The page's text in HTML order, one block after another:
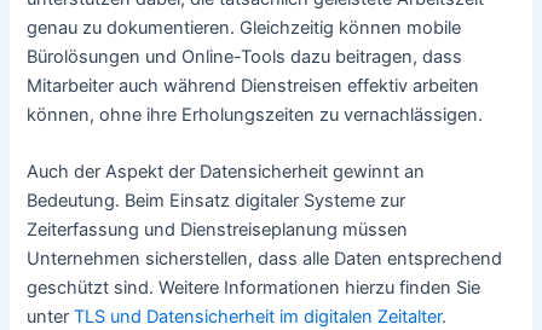
genau zu dokumentieren. Gleichzeitig können mobile
Bürolösungen und Online-Tools dazu beitragen, dass
Mitarbeiter auch während Dienstreisen effektiv arbeiten
können, ohne ihre Erholungszeiten zu vernachlässigen.
Auch der Aspekt der Datensicherheit gewinnt an
Bedeutung. Beim Einsatz digitaler Systeme zur
Zeiterfassung und Dienstreiseplanung müssen
Unternehmen sicherstellen, dass alle Daten entsprechend
geschützt sind. Weitere Informationen hierzu finden Sie
unterTLS und Datensicherheit im digitalen Zeitalter.